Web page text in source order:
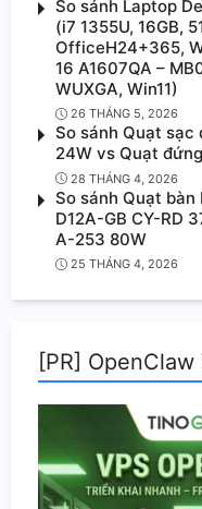
So sánh Laptop
(i7 1355U, 16GB,
OfficeH24+365,
16 A1607QA –
WUXGA, Win11)
26 THÁNG 5, 2026
So sánh Quạt sạc
24W vs Quạt
28 THÁNG 4, 2026
So sánh Quạt
D12A-GB CY-RD
A-253 80W
25 THÁNG 4, 2026
[PR] OpenClaw